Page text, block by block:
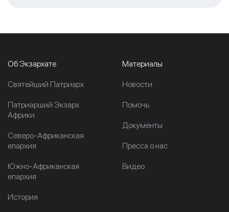
Об Экзархате
Cвятейший Патриарх
Патриарший Экзарх
Африки
Северо-Африканская
епархия
Южно-Африканская
епархия
История
Материалы
Новости
Помочь
Документы
Пресса о нас
Видео